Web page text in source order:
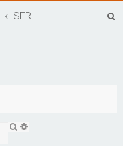
SFR
R